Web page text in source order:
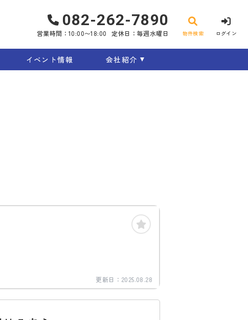
082-262-7890
営業時間：10:00〜18:00 定休日：毎週水曜日 物件検索 ログイン
イベント情報 会社紹介
更新日： 2025.08.28